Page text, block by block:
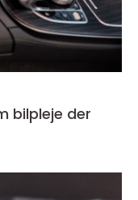
bilpleje der